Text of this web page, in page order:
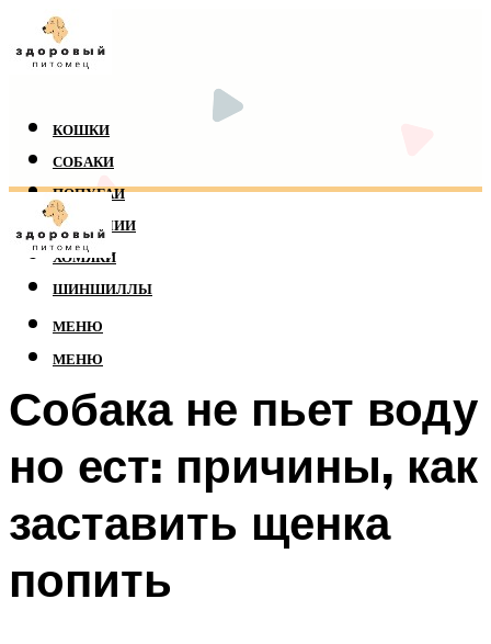
КОШКИ
СОБАКИ
ПОПУГАИ
РЕПТИЛИИ
ХОМЯКИ
ШИНШИЛЛЫ
МЕНЮ
МЕНЮ
Собака не пьет воду
но ест: причины, как
заставить щенка
попить